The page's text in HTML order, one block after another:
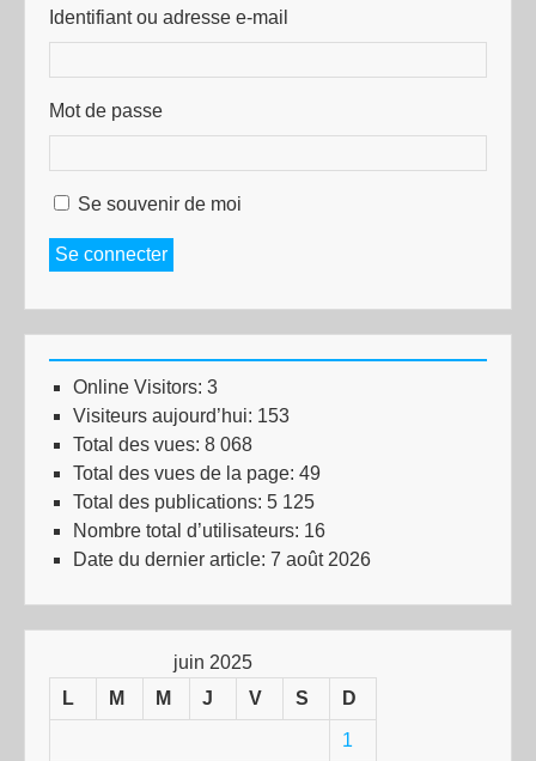
Identifiant ou adresse e-mail
Mot de passe
Se souvenir de moi
Se connecter
Online Visitors: 3
Visiteurs aujourd’hui: 153
Total des vues: 8 068
Total des vues de la page: 49
Total des publications: 5 125
Nombre total d’utilisateurs: 16
Date du dernier article: 7 août 2026
juin 2025
L
M M J V S D
1